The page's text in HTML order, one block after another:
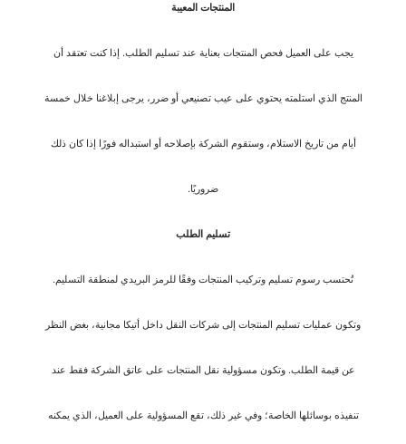
المنتجات المعيبة
يجب على العميل فحص المنتجات بعناية عند تسليم الطلب. إذا كنت تعتقد أن
المنتج الذي استلمته يحتوي على عيب تصنيعي أو ضرر، يرجى إبلاغنا خلال خمسة
أيام من تاريخ الاستلام، وستقوم الشركة بإصلاحه أو استبداله فورًا إذا كان ذلك
ضروريًا.
تسليم الطلب
تُحتسب رسوم تسليم وتركيب المنتجات وفقًا للرمز البريدي لمنطقة التسليم.
وتكون عمليات تسليم المنتجات إلى شركات النقل داخل أتيكا مجانية، بغض النظر
عن قيمة الطلب. وتكون مسؤولية نقل المنتجات على عاتق الشركة فقط عند
تنفيذه بوسائلها الخاصة؛ وفي غير ذلك، تقع المسؤولية على العميل، الذي يمكنه